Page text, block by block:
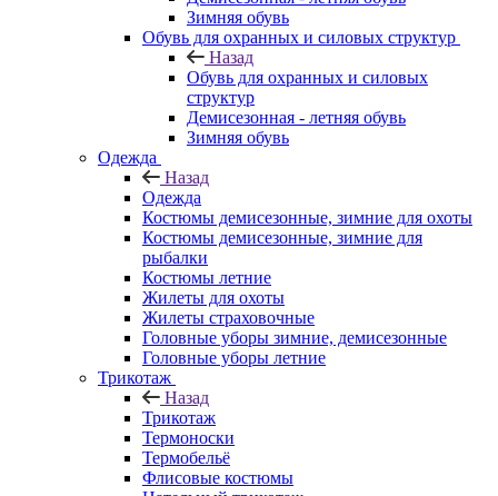
Зимняя обувь
Обувь для охранных и силовых структур
Назад
Обувь для охранных и силовых
структур
Демисезонная - летняя обувь
Зимняя обувь
Одежда
Назад
Одежда
Костюмы демисезонные, зимние для охоты
Костюмы демисезонные, зимние для
рыбалки
Костюмы летние
Жилеты для охоты
Жилеты страховочные
Головные уборы зимние, демисезонные
Головные уборы летние
Трикотаж
Назад
Трикотаж
Термоноски
Термобельё
Флисовые костюмы